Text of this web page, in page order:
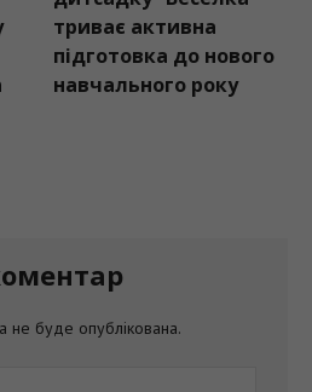
до нового
року
громади взяли
у вишкільному
«Гарт-2026»
не буде опублікована.